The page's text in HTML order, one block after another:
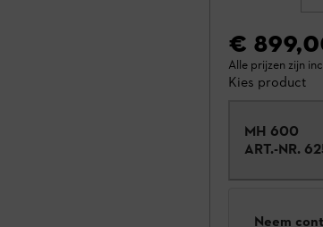
€
Alle prijzen zijn
Kies product
MH 600
ART.-NR.
Neem